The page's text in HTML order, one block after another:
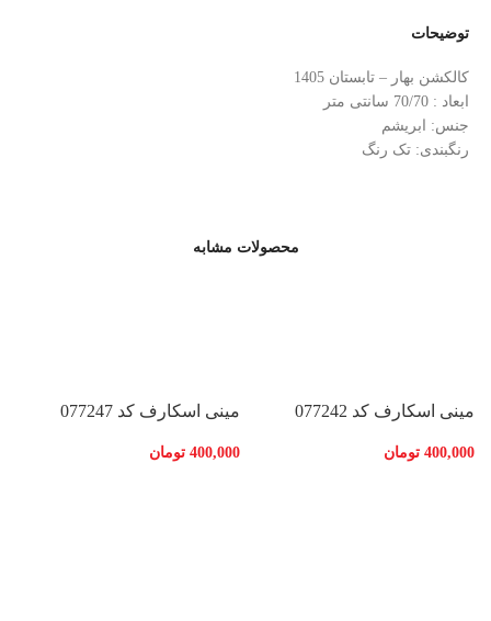
توضیحات
کالکشن بهار – تابستان 1405
ابعاد : 70/70 سانتی متر
جنس: ابریشم
رنگبندی: تک رنگ
محصولات مشابه
مینی اسکارف کد 077242
400,000 تومان
مینی اسکارف کد 077247
400,000 تومان